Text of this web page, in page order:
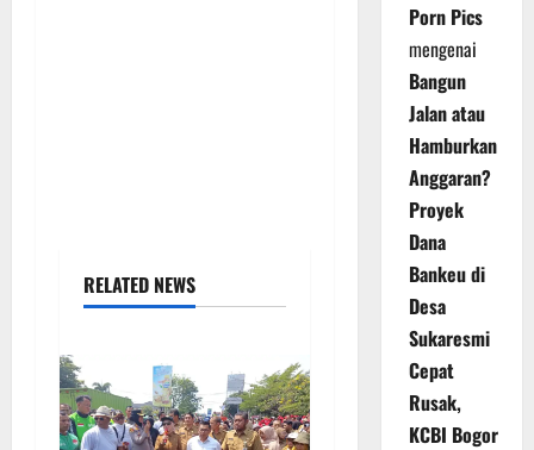
RELATED NEWS
Porn Pics
mengenai
Bangun
Jalan atau
Hamburkan
Anggaran?
Proyek
Dana
Bankeu di
Desa
Sukaresmi
Cepat
Rusak,
KCBI Bogor